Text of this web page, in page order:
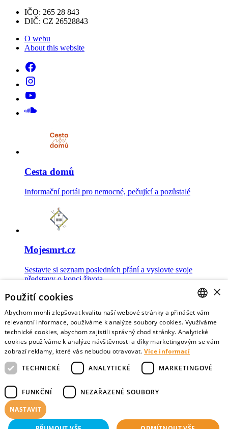
IČO: 265 28 843
DIČ: CZ 26528843
O webu
About this website
Cesta domů
Informační portál pro nemocné, pečující a pozůstalé
Mojesmrt.cz
Sestavte si seznam posledních přání a vyslovte svoje
představy o konci života
Data o umírání
Nejnovější data o postojích veřejnosti a zdravotníků k umírání
Virtuální vzpomínky
CZECH
ENGLISH
×
Použití cookies
Abychom mohli zlepšovat kvalitu naší webové stránky a přinášet vám
relevantní informace, používáme k analýze soubory cookies. Využíváme
technické cookies, abychom zajistili správný chod stránky. Analytické
cookies používáme k analýze návštěvnosti a díky marketingovým se vám
zobrazí reklamy, které vás nebudou otravovat. Více informací
TECHNICKÉ
ANALYTICKÉ MARKETINGOVÉ
FUNKČNÍ NEZAŘAZENÉ SOUBORY
NASTAVIT